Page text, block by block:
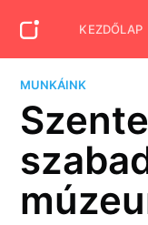
KEZDŐLAP
MUNKÁINK